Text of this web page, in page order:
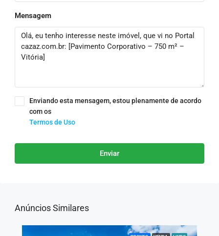
Mensagem
Enviando esta mensagem, estou plenamente de acordo
com os
Termos de Uso
Enviar
Anúncios Similares